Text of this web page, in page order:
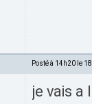
Posté à 14h20 le
je vais a